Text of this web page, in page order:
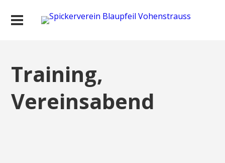
Training,
Vereinsabend